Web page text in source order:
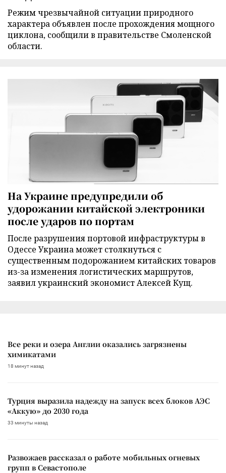
Режим чрезвычайной ситуации природного
характера объявлен после прохождения мощного
циклона, сообщили в правительстве Смоленской
области.
На Украине предупредили об
удорожании китайской электроники
после ударов по портам
После разрушения портовой инфраструктуры в
Одессе Украина может столкнуться с
существенным подорожанием китайских товаров
из-за изменения логистических маршрутов,
заявил украинский экономист Алексей Кущ.
Все реки и озера Англии оказались загрязнены
химикатами
18 минут назад
Турция выразила надежду на запуск всех блоков АЭС
«Аккую» до 2030 года
33 минуты назад
Развожаев рассказал о работе мобильных огневых
групп в Севастополе